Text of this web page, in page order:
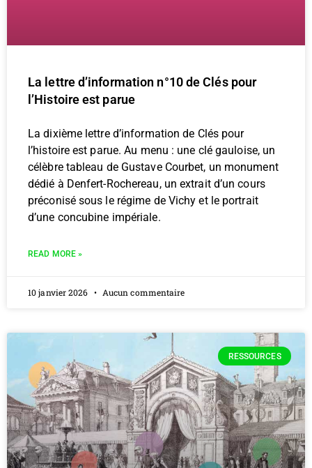
La lettre d’information n°10 de Clés pour
l’Histoire est parue
La dixième lettre d’information de Clés pour
l’histoire est parue. Au menu : une clé gauloise, un
célèbre tableau de Gustave Courbet, un monument
dédié à Denfert-Rochereau, un extrait d’un cours
préconisé sous le régime de Vichy et le portrait
d’une concubine impériale.
READ MORE »
10 janvier 2026 Aucun commentaire
RESSOURCES